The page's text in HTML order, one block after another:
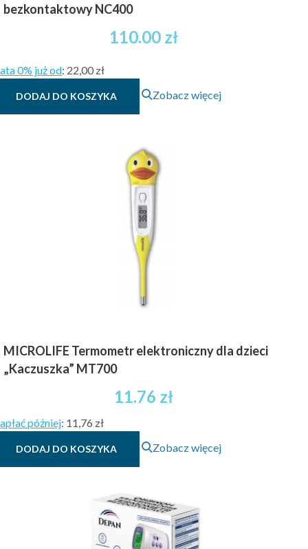
bezkontaktowy NC400
110.00 zł
0% już od: 22,00 zł
DODAJ DO KOSZYKA Zobacz więcej
MICROLIFE Termometr elektroniczny dla dzieci
„Kaczuszka” MT700
11.76 zł
później: 11,76 zł
DODAJ DO KOSZYKA Zobacz więcej